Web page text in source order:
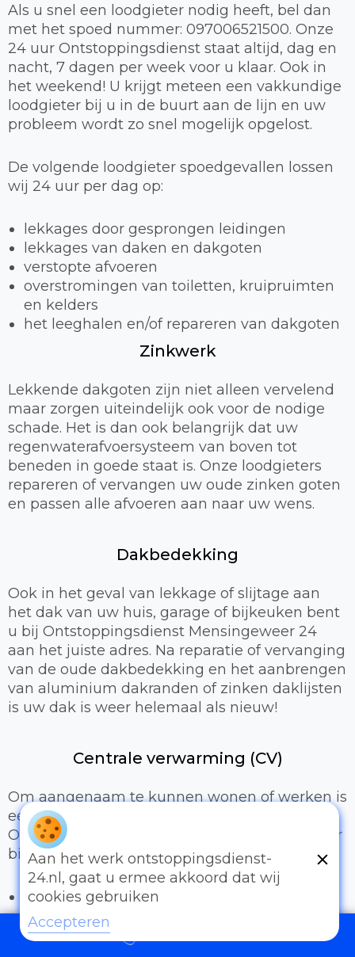
Als u snel een loodgieter nodig heeft, bel dan
met het spoed nummer: 097006521500. Onze
24 uur Ontstoppingsdienst staat altijd, dag en
nacht, 7 dagen per week voor u klaar. Ook in
het weekend! U krijgt meteen een vakkundige
loodgieter bij u in de buurt aan de lijn en uw
probleem wordt zo snel mogelijk opgelost.
De volgende loodgieter spoedgevallen lossen
wij 24 uur per dag op:
lekkages door gesprongen leidingen
lekkages van daken en dakgoten
verstopte afvoeren
overstromingen van toiletten, kruipruimten
en kelders
het leeghalen en/of repareren van dakgoten
Zinkwerk
Lekkende dakgoten zijn niet alleen vervelend
maar zorgen uiteindelijk ook voor de nodige
schade. Het is dan ook belangrijk dat uw
regenwaterafvoersysteem van boven tot
beneden in goede staat is. Onze loodgieters
repareren of vervangen uw oude zinken goten
en passen alle afvoeren aan naar uw wens.
Dakbedekking
Ook in het geval van lekkage of slijtage aan
het dak van uw huis, garage of bijkeuken bent
u bij Ontstoppingsdienst Mensingeweer 24
aan het juiste adres. Na reparatie of vervanging
van de oude dakbedekking en het aanbrengen
van aluminium dakranden of zinken daklijsten
is uw dak is weer helemaal als nieuw!
Centrale verwarming (CV)
Om aangenaam te kunnen wonen of werken is
een prettig binnenklimaat van groot belang.
Onze loodgieters kunnen hiervoor zorgen door
bijvoorbeeld:
Het uitbreiden of compleet installeren van
een cv-installatie
Vervangen van radiatoren/radiatorkranen
Aan het werk ontstoppingsdienst-
24.nl, gaat u ermee akkoord dat wij
cookies gebruiken
Accepteren